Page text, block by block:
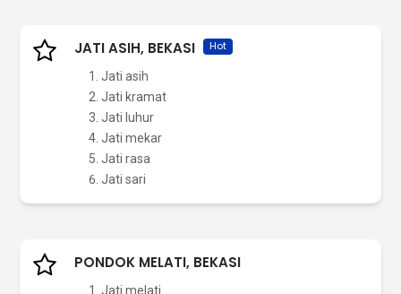
JATI ASIH, BEKASI Hot
Jati asih
Jati kramat
Jati luhur
Jati mekar
Jati rasa
Jati sari
PONDOK MELATI, BEKASI
Jati melati